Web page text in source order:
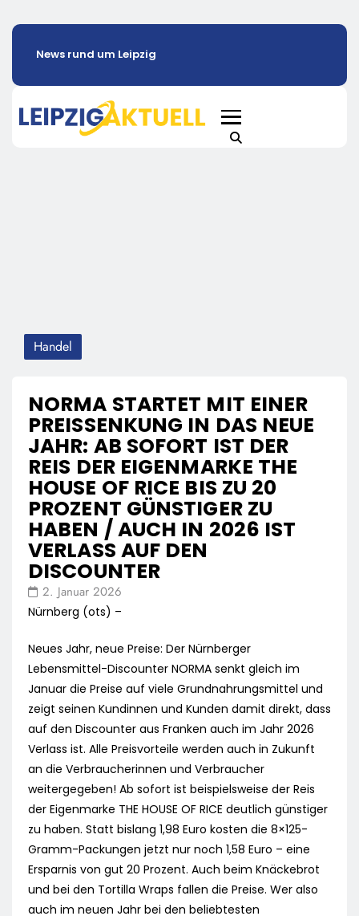
News rund um Leipzig
Handel
NORMA STARTET MIT EINER
PREISSENKUNG IN DAS NEUE
JAHR: AB SOFORT IST DER
REIS DER EIGENMARKE THE
HOUSE OF RICE BIS ZU 20
PROZENT GÜNSTIGER ZU
HABEN / AUCH IN 2026 IST
VERLASS AUF DEN
DISCOUNTER
2. Januar 2026
Nürnberg (ots) –
Neues Jahr, neue Preise: Der Nürnberger
Lebensmittel-Discounter NORMA senkt gleich im
Januar die Preise auf viele Grundnahrungsmittel und
zeigt seinen Kundinnen und Kunden damit direkt, dass
auf den Discounter aus Franken auch im Jahr 2026
Verlass ist. Alle Preisvorteile werden auch in Zukunft
an die Verbraucherinnen und Verbraucher
weitergegeben! Ab sofort ist beispielsweise der Reis
der Eigenmarke THE HOUSE OF RICE deutlich günstiger
zu haben. Statt bislang 1,98 Euro kosten die 8×125-
Gramm-Packungen jetzt nur noch 1,58 Euro – eine
Ersparnis von gut 20 Prozent. Auch beim Knäckebrot
und bei den Tortilla Wraps fallen die Preise. Wer also
auch im neuen Jahr bei den beliebtesten